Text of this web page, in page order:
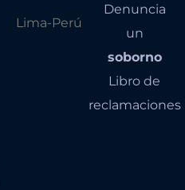
Lima-Perú
Denuncia
un
soborno
Libro de
reclamaciones